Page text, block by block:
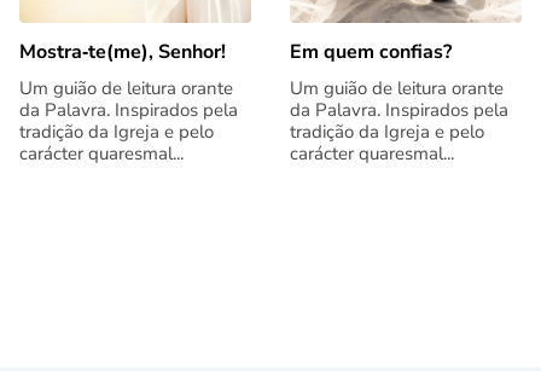
Mostra‑te(me), Senhor!
Um guião de leitura orante
da Palavra. Inspirados pela
tradição da Igreja e pelo
carácter quaresmal...
Em quem confias?
Um guião de leitura orante
da Palavra. Inspirados pela
tradição da Igreja e pelo
carácter quaresmal...